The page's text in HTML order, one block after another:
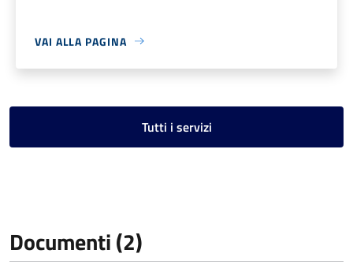
VAI ALLA PAGINA
Tutti i servizi
Documenti (2)